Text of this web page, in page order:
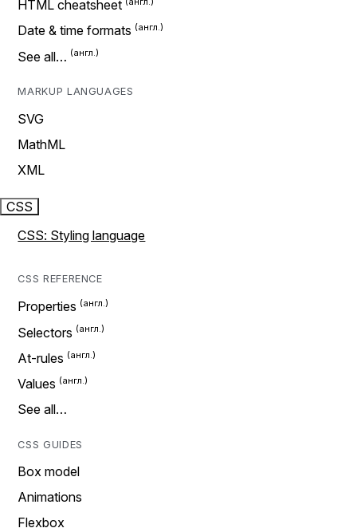
HTML cheatsheet
Date & time formats
See all…
MARKUP LANGUAGES
SVG
MathML
XML
CSS
CSS: Styling language
CSS REFERENCE
Properties
Selectors
At-rules
Values
See all…
CSS GUIDES
Box model
Animations
Flexbox